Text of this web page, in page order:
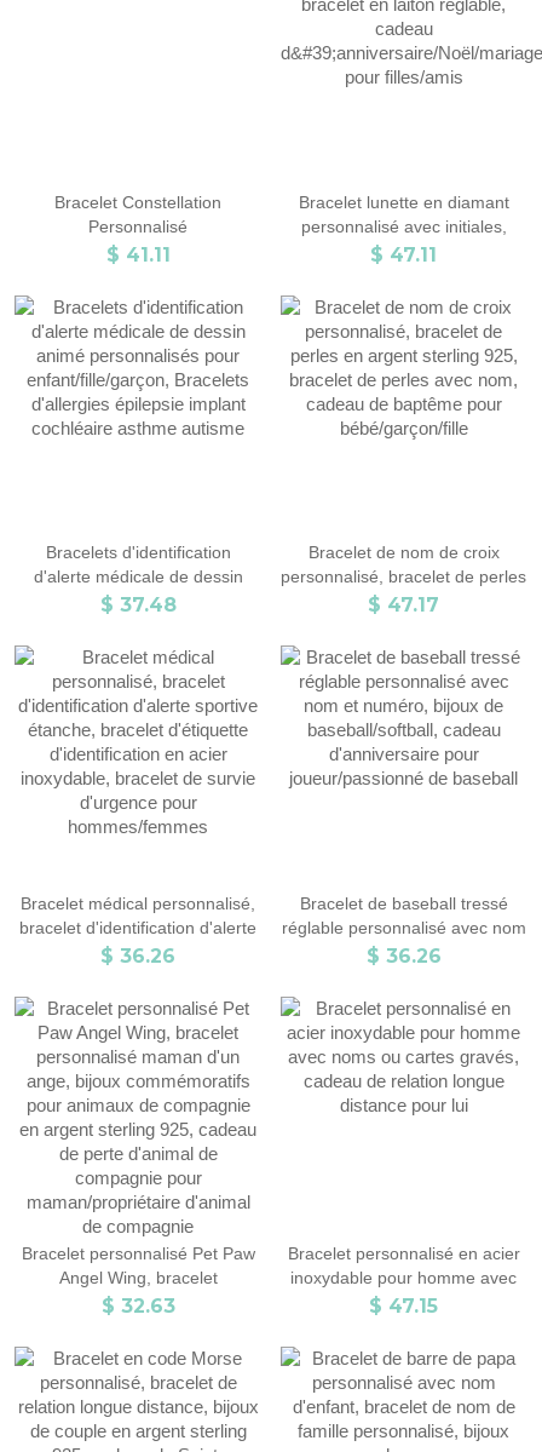
Bracelet Constellation
Personnalisé
$ 41.11
Bracelet lunette en diamant
personnalisé avec initiales,
bracelet en laiton réglable,
d'anniversaire/Noël/mariage
pour filles/amis
$ 47.11
Bracelets d'identification
d'alerte médicale de dessin
animé personnalisés pour
d'allergies épilepsie implant
cochléaire asthme autisme
$ 37.48
Bracelet de nom de croix
personnalisé, bracelet de perles
en argent sterling 925, bracelet
baptême pour bébé/garçon/fille
$ 47.17
Bracelet médical personnalisé,
bracelet d'identification d'alerte
sportive étanche, bracelet
acier inoxydable, bracelet de
survie d'urgence pour
hommes/femmes
$ 36.26
Bracelet de baseball tressé
réglable personnalisé avec nom
et numéro, bijoux de
d'anniversaire pour
joueur/passionné de baseball
$ 36.26
Bracelet personnalisé Pet Paw
Angel Wing, bracelet
personnalisé maman d'un
pour animaux de compagnie en
argent sterling 925, cadeau de
perte d'animal de compagnie
pour maman/propriétaire
d'animal de compagnie
$ 32.63
Bracelet personnalisé en acier
inoxydable pour homme avec
noms ou cartes gravés, cadeau
pour lui
$ 47.15